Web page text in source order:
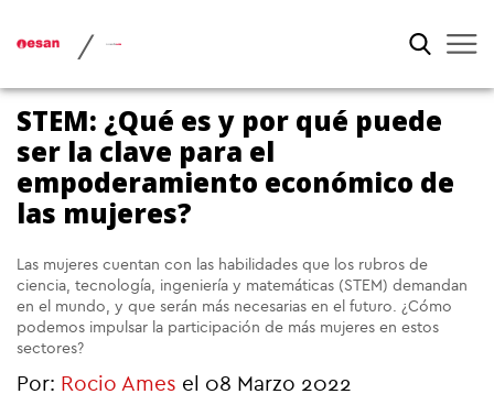
/
STEM: ¿Qué es y por qué puede
ser la clave para el
empoderamiento económico de
las mujeres?
Las mujeres cuentan con las habilidades que los rubros de
ciencia, tecnología, ingeniería y matemáticas (STEM) demandan
en el mundo, y que serán más necesarias en el futuro. ¿Cómo
podemos impulsar la participación de más mujeres en estos
sectores?
Por: Rocio Ames el 08 Marzo 2022